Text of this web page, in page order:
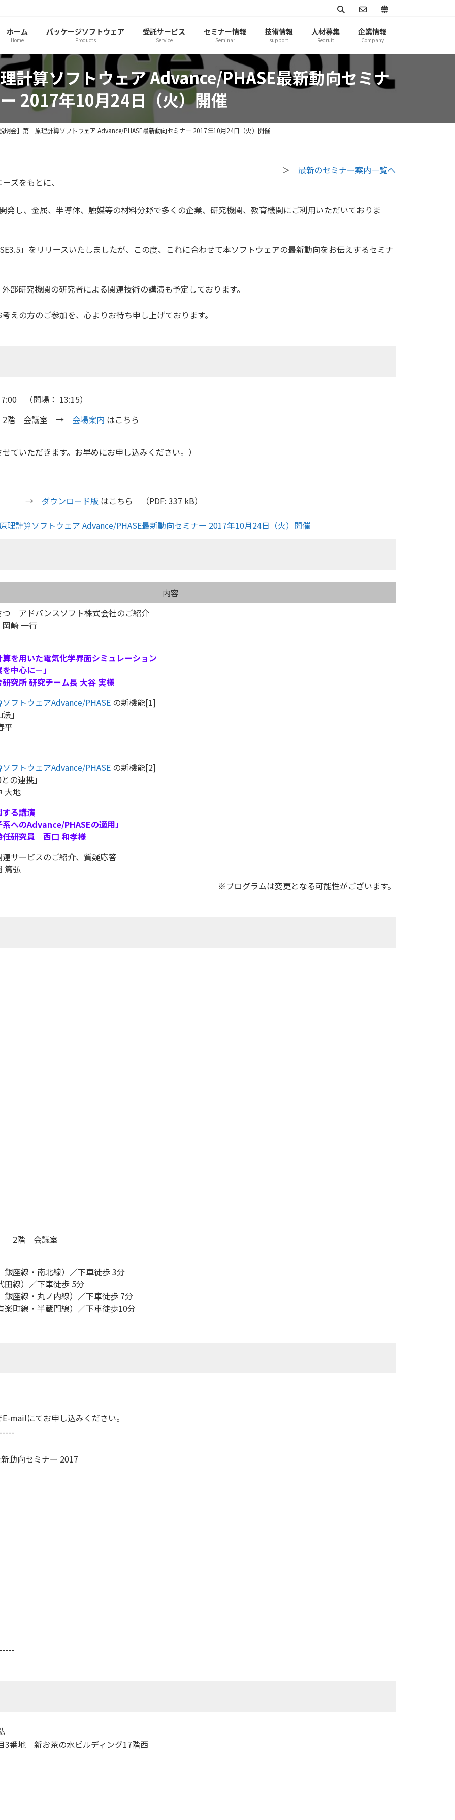
ホーム
Home
パッケージソフトウェア
Products
受託サービス
Service
セミナー情報
Seminar
技術情報
support
人材募集
Recruit
企業情報
Company
計算ソフトウェア Advance/PHASE最新動向セミナ
ー 2017年10月24日（火）開催
明会】第一原理計算ソフトウェア Advance/PHASE最新動向セミナー 2017年10月24日（火）開催
＞ 最新のセミナー案内一覧へ
ズをもとに、
発し、金属、半導体、触媒等の材料分野で多くの企業、研究機関、教育機関にご利用いただいておりま
」をリリースいたしましたが、この度、これに合わせて本ソフトウェアの最新動向をお伝えするセミナ
部研究機関の研究者による関連技術の講演も予定しております。
えの方のご参加を、心よりお待ち申し上げております。
（開場： 13:15）
2階 会議室 → 会場案内 はこちら
ていただきます。お早めにお申し込みください。）
→ ダウンロード版はこちら （PDF: 337 kB）
内容
つ アドバンスソフト株式会社のご紹介
崎 一行
を用いた電気化学界面シミュレーション
中心に－」
究所 研究チーム長 大谷 実様
フトウェアAdvance/PHASE の新機能[1]
」
平
フトウェアAdvance/PHASE の新機能[2]
の連携」
大地
る講演
へのAdvance/PHASEの適用」
研究員 西口 和孝様
サービスのご紹介、質疑応答
篤弘
※プログラムは変更となる可能性がございます。
） 2階 会議室
座線・南北線）／下車徒歩 3分
線）／下車徒歩 5分
座線・丸ノ内線）／下車徒歩 7分
町線・半蔵門線）／下車徒歩10分
mailにてお申し込みください。
動向セミナー 2017
番地 新お茶の水ビルディング17階西